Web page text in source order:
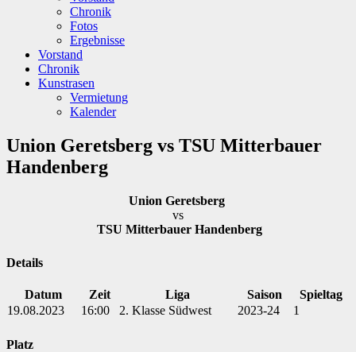
Chronik
Fotos
Ergebnisse
Vorstand
Chronik
Kunstrasen
Vermietung
Kalender
Union Geretsberg vs TSU Mitterbauer
Handenberg
Union Geretsberg
vs
TSU Mitterbauer Handenberg
Details
Datum Zeit Liga Saison
Spieltag
19.08.2023
16:00 2. Klasse Südwest 2023-24 1
Platz